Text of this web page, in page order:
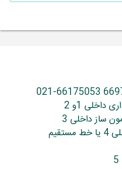
1و 2
ساز داخلی 3
ارتباط با مدیریت داخلی 4 یا خط مستقیم